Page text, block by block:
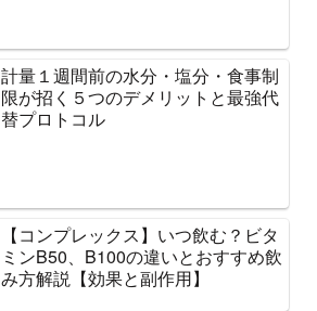
計量１週間前の水分・塩分・食事制
限が招く５つのデメリットと最強代
替プロトコル
【コンプレックス】いつ飲む？ビタ
ミンB50、B100の違いとおすすめ飲
み方解説【効果と副作用】